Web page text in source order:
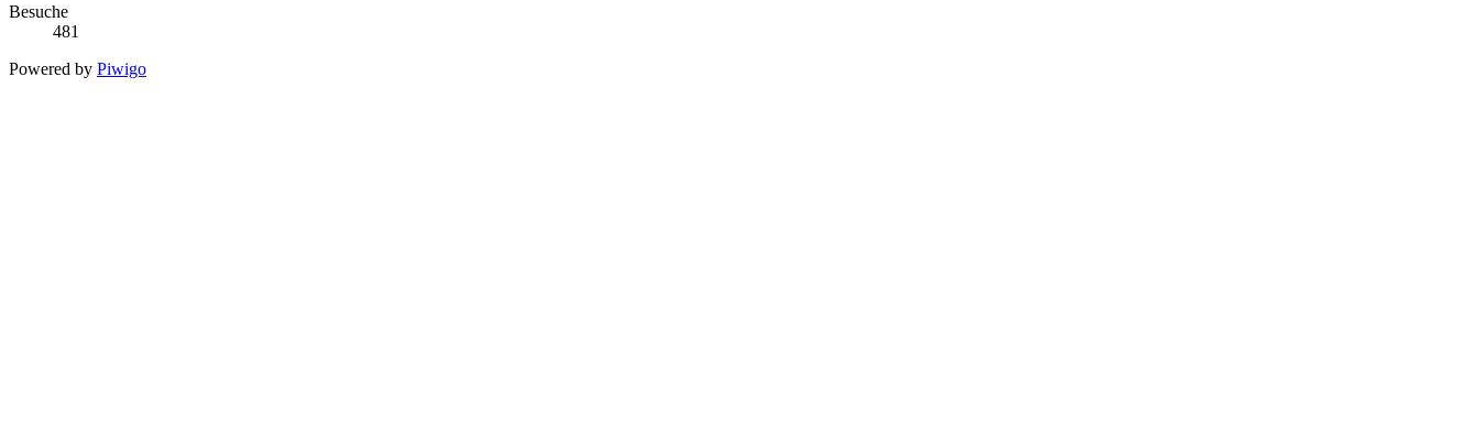
Besuche
481
Powered by Piwigo